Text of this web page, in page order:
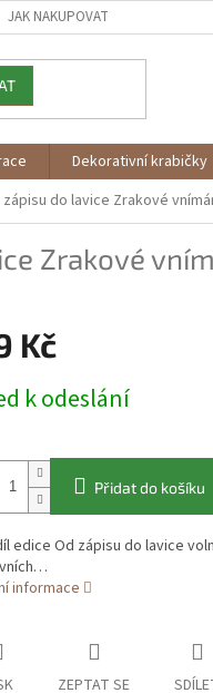
JAK NAKUPOVAT
Dekorativní krabičky
zápisu do lavice Zrakové
Zrakové
Kč
k odeslání
Přidat do košíku
edice Od zápisu do lavice
informace
ZEPTAT SE